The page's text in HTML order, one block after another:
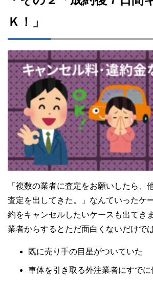
Ｋ！」
「複数の業者に査定をお願いしたら、
査定を出してきた。」なんていったケ
約をキャンセルしたいケースも出てき
業者からするとただ面白くないだけで
既に売り手の目星がついていた
車体を引き取る外注業者にすで